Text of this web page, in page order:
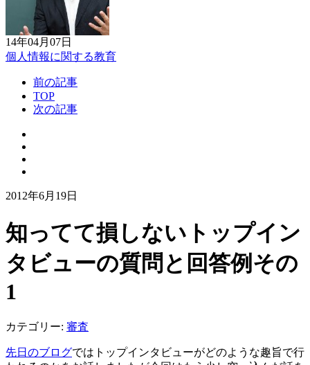
14年04月07日
個人情報に関する教育
前の記事
TOP
次の記事
2012年6月19日
知ってて損しないトップイン
タビューの質問と回答例その
1
カテゴリー: 審査
先日のブログではトップインタビューがどのような趣旨で行